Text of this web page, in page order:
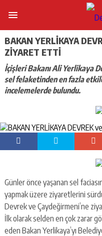
BAKAN YERLİKAYA
ZİYARET ETTİ
İçişleri Bakanı Ali Yerlikaya
sel felaketinden en fazla
incelemelerde bulundu.
Günler önce yaşanan sel
yapmak üzere ziyaretlerini
Devrek ve Çaydeğirmeni’ne
İlk olarak selden en çok zarar
eden Bakan Yerlikaya’yı